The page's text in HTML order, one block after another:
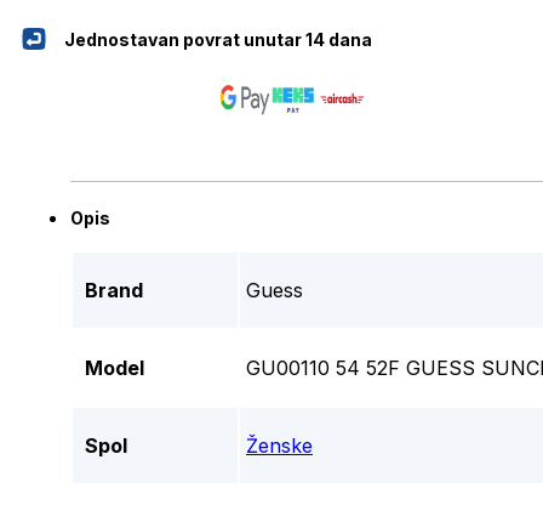
Jednostavan povrat unutar 14 dana
Opis
Brand Guess
Model GU00110 54 52F GUESS
Spol Ženske